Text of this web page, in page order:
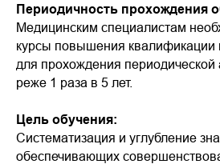
Периодичность прохождения
Медицинским специалистам
курсы повышения квалификации
для прохождения периодической
реже 1 раза в 5 лет.
Цель обучения:
Систематизация и углубление
обеспечивающих